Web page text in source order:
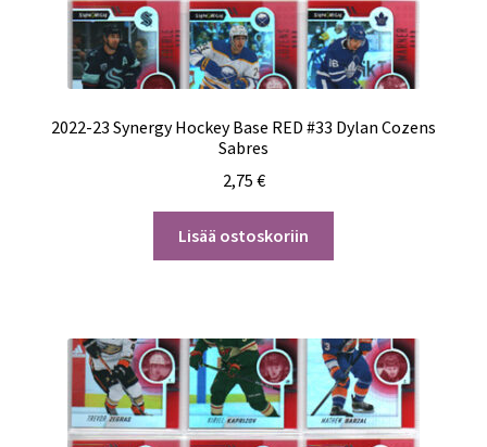
2022-23 Synergy Hockey Base RED #33 Dylan Cozens
Sabres
2,75 €
Lisää ostoskoriin